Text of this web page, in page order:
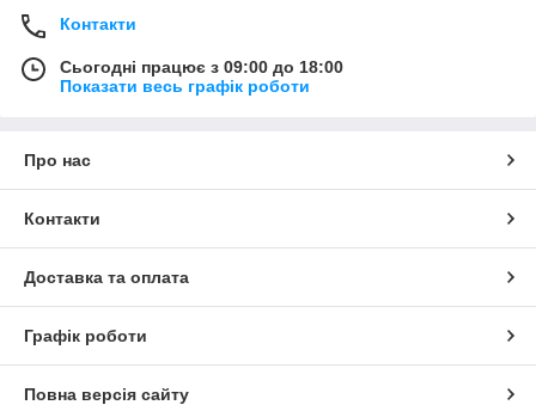
Контакти
Сьогодні працює з 09:00 до 18:00
Показати весь графік роботи
Про нас
Контакти
Доставка та оплата
Графік роботи
Повна версія сайту